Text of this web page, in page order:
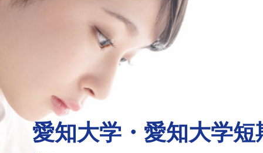
愛知大学・愛知大学短